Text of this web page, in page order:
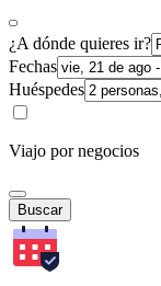
¿A dónde quieres ir?
Fechas
Huéspedes
Viajo por negocios
Buscar